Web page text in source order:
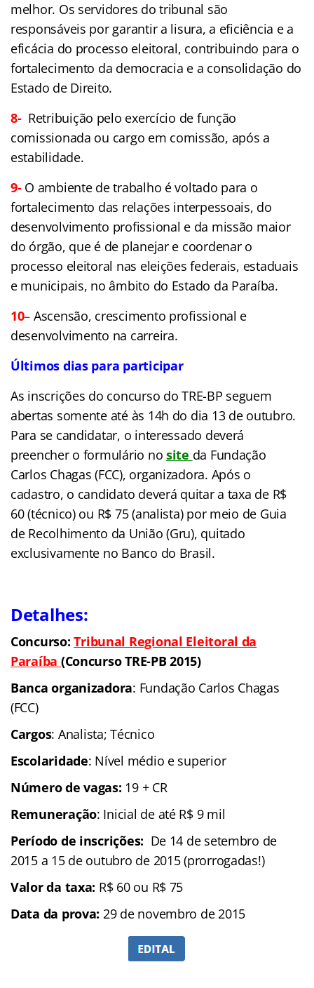
melhor. Os servidores do tribunal são
responsáveis por garantir a lisura, a eficiência e a
eficácia do processo eleitoral, contribuindo para o
fortalecimento da democracia e a consolidação do
Estado de Direito.
8- Retribuição pelo exercício de função
comissionada ou cargo em comissão, após a
estabilidade.
9- O ambiente de trabalho é voltado para o
fortalecimento das relações interpessoais, do
desenvolvimento profissional e da missão maior
do órgão, que é de planejar e coordenar o
processo eleitoral nas eleições federais, estaduais
e municipais, no âmbito do Estado da Paraíba.
10– Ascensão, crescimento profissional e
desenvolvimento na carreira.
Últimos dias para participar
As inscrições do concurso do TRE-BP seguem
abertas somente até às 14h do dia 13 de outubro.
Para se candidatar, o interessado deverá
preencher o formulário no site da Fundação
Carlos Chagas (FCC), organizadora. Após o
cadastro, o candidato deverá quitar a taxa de R$
60 (técnico) ou R$ 75 (analista) por meio de Guia
de Recolhimento da União (Gru), quitado
exclusivamente no Banco do Brasil.
Detalhes:
Concurso:Tribunal Regional Eleitoral da
Paraíba (Concurso TRE-PB 2015)
Banca organizadora: Fundação Carlos Chagas
(FCC)
Cargos: Analista; Técnico
Escolaridade: Nível médio e superior
Número de vagas: 19 + CR
Remuneração: Inicial de até R$ 9 mil
Período de inscrições: De 14 de setembro de
2015 a 15 de outubro de 2015 (prorrogadas!)
Valor da taxa: R$ 60 ou R$ 75
Data da prova: 29 de novembro de 2015